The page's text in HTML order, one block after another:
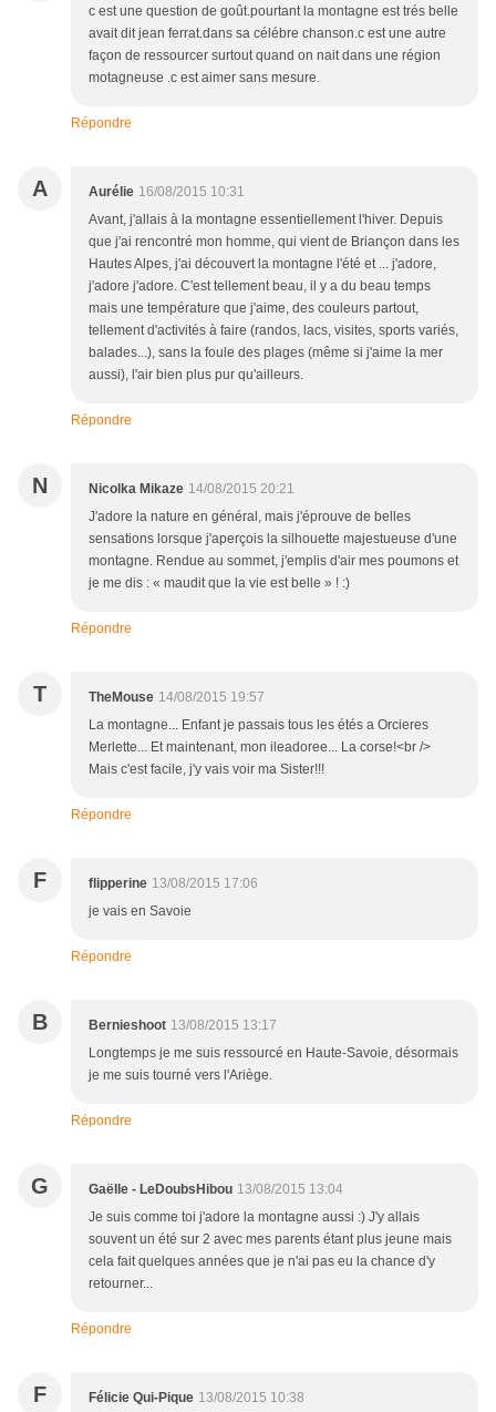
c est une question de goût.pourtant la montagne est trés belle
avait dit jean ferrat.dans sa célébre chanson.c est une autre
façon de ressourcer surtout quand on nait dans une région
motagneuse .c est aimer sans mesure.
Répondre
A Aurélie 16/08/2015 10:31
Avant, j'allais à la montagne essentiellement l'hiver. Depuis
que j'ai rencontré mon homme, qui vient de Briançon dans les
Hautes Alpes, j'ai découvert la montagne l'été et ... j'adore,
j'adore j'adore. C'est tellement beau, il y a du beau temps
mais une température que j'aime, des couleurs partout,
tellement d'activités à faire (randos, lacs, visites, sports variés,
balades...), sans la foule des plages (même si j'aime la mer
aussi), l'air bien plus pur qu'ailleurs.
Répondre
N Nicolka Mikaze 14/08/2015 20:21
J'adore la nature en général, mais j'éprouve de belles
sensations lorsque j'aperçois la silhouette majestueuse d'une
montagne. Rendue au sommet, j'emplis d'air mes poumons et
je me dis : « maudit que la vie est belle » ! :)
Répondre
T TheMouse 14/08/2015 19:57
La montagne... Enfant je passais tous les étés a Orcieres
Merlette... Et maintenant, mon ileadoree... La corse!<br />
Mais c'est facile, j'y vais voir ma Sister!!!
Répondre
F flipperine 13/08/2015 17:06
je vais en Savoie
Répondre
B Bernieshoot 13/08/2015 13:17
Longtemps je me suis ressourcé en Haute-Savoie, désormais
je me suis tourné vers l'Ariège.
Répondre
G Gaëlle - LeDoubsHibou 13/08/2015 13:04
Je suis comme toi j'adore la montagne aussi :) J'y allais
souvent un été sur 2 avec mes parents étant plus jeune mais
cela fait quelques années que je n'ai pas eu la chance d'y
retourner...
Répondre
F Félicie Qui-Pique 13/08/2015 10:38